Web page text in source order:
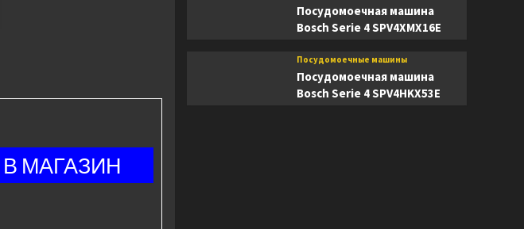
Посудомоечная машина
Bosch Serie 4 SPV4XMX16E
Посудомоечные машины
Посудомоечная машина
Bosch Serie 4 SPV4HKX53E